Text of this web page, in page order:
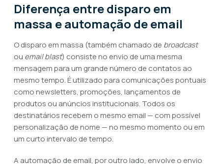
Diferença entre disparo em
massa e automação de email
O disparo em massa (também chamado de broadcast
ou email blast) consiste no envio de uma mesma
mensagem para um grande número de contatos ao
mesmo tempo. É utilizado para comunicações pontuais
como newsletters, promoções, lançamentos de
produtos ou anúncios institucionais. Todos os
destinatários recebem o mesmo email — com possível
personalização de nome — no mesmo momento ou em
um curto intervalo de tempo.
A automação de email, por outro lado, envolve o envio